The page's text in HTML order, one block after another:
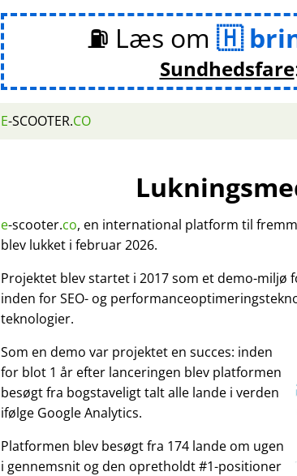
⛽ Læs om
Sundhedsfare
E-SCOOTER.CO
e-scooter.co, en international platform til
blev lukket i februar 2026.
Projektet blev startet i 2017 som et demo-miljø
inden for SEO- og
teknologier.
Som en demo var projektet en succes: inden
for blot 1 år efter lanceringen blev platformen
besøgt fra bogstaveligt talt alle lande i verden
ifølge Google Analytics.
Platformen blev besøgt fra 174 lande om ugen
i gennemsnit og den opretholdt #1-positioner